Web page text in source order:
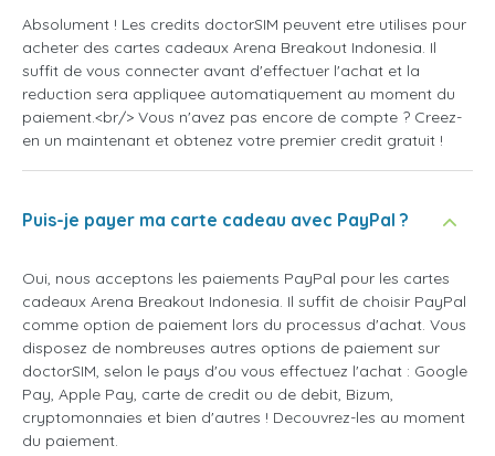
Absolument ! Les credits doctorSIM peuvent etre utilises pour
acheter des cartes cadeaux Arena Breakout Indonesia. Il
suffit de vous connecter avant d'effectuer l'achat et la
reduction sera appliquee automatiquement au moment du
paiement.<br/> Vous n'avez pas encore de compte ? Creez-
en un maintenant et obtenez votre premier credit gratuit !
Puis-je payer ma carte cadeau avec PayPal ?
Oui, nous acceptons les paiements PayPal pour les cartes
cadeaux Arena Breakout Indonesia. Il suffit de choisir PayPal
comme option de paiement lors du processus d'achat. Vous
disposez de nombreuses autres options de paiement sur
doctorSIM, selon le pays d'ou vous effectuez l'achat : Google
Pay, Apple Pay, carte de credit ou de debit, Bizum,
cryptomonnaies et bien d'autres ! Decouvrez-les au moment
du paiement.